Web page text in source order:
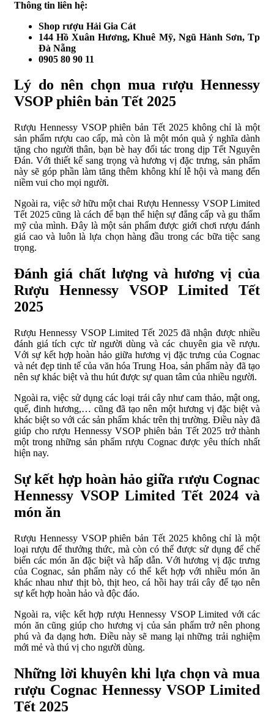
Thông tin liên hệ:
Shop rượu Hải Gia Cát
144 Hồ Xuân Hương, Khuê Mỹ, Ngũ Hành Sơn, Tp
Đà Nẵng
0905 80 90 11
Lý do nên chọn mua rượu Hennessy
VSOP phiên bản Tết 2025
Rượu Hennessy VSOP phiên bản Tết 2025 không chỉ là một
sản phẩm rượu cao cấp, mà còn là một món quà ý nghĩa dành
tặng cho người thân, bạn bè hay đối tác trong dịp Tết Nguyên
Đán. Với thiết kế sang trọng và hương vị đặc trưng, sản phẩm
này sẽ góp phần làm tăng thêm không khí lễ hội và mang đến
niềm vui cho mọi người.
Ngoài ra, việc sở hữu một chai Rượu Hennessy VSOP Limited
Tết 2025 cũng là cách để bạn thể hiện sự đẳng cấp và gu thẩm
mỹ của mình. Đây là một sản phẩm được giới chơi rượu đánh
giá cao và luôn là lựa chọn hàng đầu trong các bữa tiệc sang
trọng.
Đánh giá chất lượng và hương vị của
Rượu Hennessy VSOP Limited Tết
2025
Rượu Hennessy VSOP Limited Tết 2025 đã nhận được nhiều
đánh giá tích cực từ người dùng và các chuyên gia về rượu.
Với sự kết hợp hoàn hảo giữa hương vị đặc trưng của Cognac
và nét đẹp tinh tế của văn hóa Trung Hoa, sản phẩm này đã tạo
nên sự khác biệt và thu hút được sự quan tâm của nhiều người.
Ngoài ra, việc sử dụng các loại trái cây như cam thảo, mật ong,
quế, đinh hương,… cũng đã tạo nên một hương vị đặc biệt và
khác biệt so với các sản phẩm khác trên thị trường. Điều này đã
giúp cho rượu Hennessy VSOP phiên bản Tết 2025 trở thành
một trong những sản phẩm rượu Cognac được yêu thích nhất
hiện nay.
Sự kết hợp hoàn hảo giữa rượu Cognac
Hennessy VSOP Limited Tết 2024 và
món ăn
Rượu Hennessy VSOP phiên bản Tết 2025 không chỉ là một
loại rượu để thưởng thức, mà còn có thể được sử dụng để chế
biến các món ăn đặc biệt và hấp dẫn. Với hương vị đặc trưng
của Cognac, sản phẩm này có thể kết hợp với nhiều món ăn
khác nhau như thịt bò, thịt heo, cá hồi hay trái cây để tạo nên
sự kết hợp hoàn hảo và độc đáo.
Ngoài ra, việc kết hợp rượu Hennessy VSOP Limited với các
món ăn cũng giúp cho hương vị của sản phẩm trở nên phong
phú và đa dạng hơn. Điều này sẽ mang lại những trải nghiệm
mới mẻ và thú vị cho người dùng.
Những lời khuyên khi lựa chọn và mua
rượu Cognac Hennessy VSOP Limited
Tết 2025